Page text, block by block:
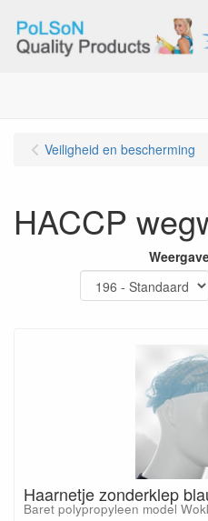
Veiligheid en bescherming
HACCP
Haarnetje zonderklep
Baret polypropyleen model